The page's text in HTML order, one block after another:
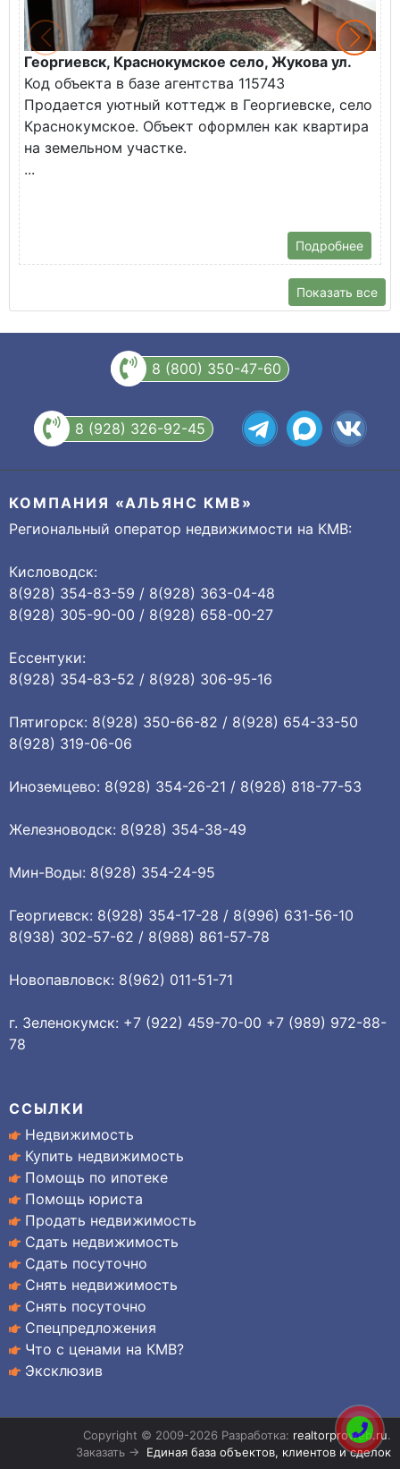
Георгиевск, Краснокумское село, Жукова ул.
Код объекта в базе агентства 115743
Продается уютный коттедж в Георгиевске, село
Краснокумское. Объект оформлен как квартира
на земельном участке.
...
Подробнее
Показать все
8 (800) 350-47-60
8 (928) 326-92-45
КОМПАНИЯ «АЛЬЯНС КМВ»
Региональный оператор недвижимости на КМВ:
Кисловодск:
8(928) 354-83-59 / 8(928) 363-04-48
8(928) 305-90-00 / 8(928) 658-00-27
Ессентуки:
8(928) 354-83-52 / 8(928) 306-95-16
Пятигорск: 8(928) 350-66-82 / 8(928) 654-33-50
8(928) 319-06-06
Иноземцево: 8(928) 354-26-21 / 8(928) 818-77-53
Железноводск: 8(928) 354-38-49
Мин-Воды: 8(928) 354-24-95
Георгиевск: 8(928) 354-17-28 / 8(996) 631-56-10
8(938) 302-57-62 / 8(988) 861-57-78
Новопавловск: 8(962) 011-51-71
г. Зеленокумск: +7 (922) 459-70-00 +7 (989) 972-88-
78
ССЫЛКИ
Недвижимость
Купить недвижимость
Помощь по ипотеке
Помощь юриста
Продать недвижимость
Сдать недвижимость
Сдать посуточно
Снять недвижимость
Снять посуточно
Спецпредложения
Что с ценами на КМВ?
Эксклюзив
Copyright © 2009-2026 Разработка: realtorproweb.ru.
Заказать → Единая база объектов, клиентов и сделок